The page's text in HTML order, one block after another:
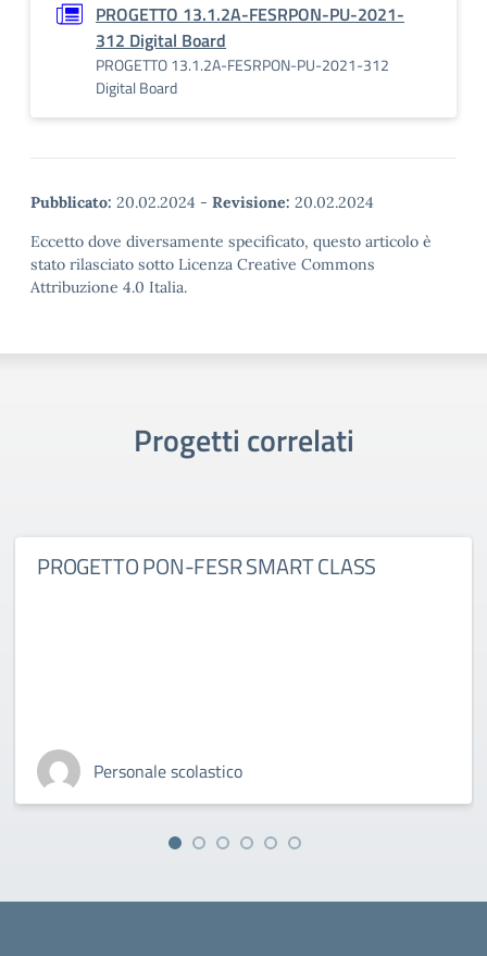
PROGETTO 13.1.2A-FESRPON-PU-2021-
312 Digital Board
PROGETTO 13.1.2A-FESRPON-PU-2021-312
Digital Board
Pubblicato: 20.02.2024 - Revisione: 20.02.2024
Eccetto dove diversamente specificato, questo articolo è
stato rilasciato sotto Licenza Creative Commons
Attribuzione 4.0 Italia.
Progetti correlati
PROGETTO PON-FESR SMART CLASS
Personale scolastico